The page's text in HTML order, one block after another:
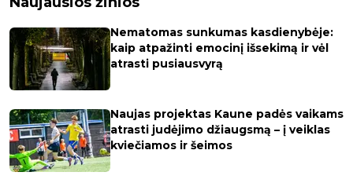
Nematomas sunkumas kasdienybėje:
kaip atpažinti emocinį išsekimą ir vėl
atrasti pusiausvyrą
Naujas projektas Kaune padės vaikams
atrasti judėjimo džiaugsmą – į veiklas
kviečiamos ir šeimos